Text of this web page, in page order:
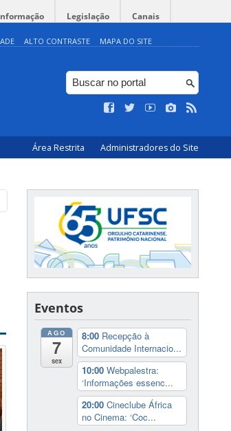
Legislação Canais
ALTO CONTRASTE MAPA DO SITE
Área Restrita Administradores do Site
Eventos
AGO
7
sex
8:00 Recepção à
Comunidade Internacio...
10:00 Webpalestra:
‘Informações essenc...
20:00 Cineclube África
no Cinema: ‘Coc...